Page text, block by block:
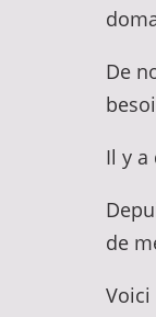
De
Il y a
de